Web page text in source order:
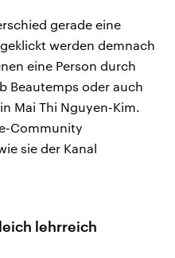
gerade eine
werden demnach
eine Person durch
Beautemps oder auch
Mai Thi Nguyen-Kim.
Community
sie der Kanal
lehrreich